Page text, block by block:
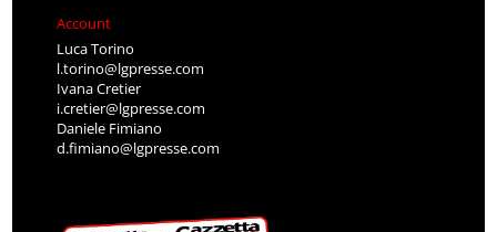
Account
Luca Torino
l.torino@lgpresse.com
Ivana Cretier
i.cretier@lgpresse.com
Daniele Fimiano
d.fimiano@lgpresse.com